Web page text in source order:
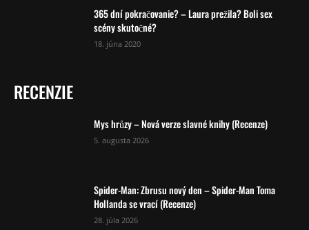
365 dní pokračovanie? – Laura prežila? Boli sex
scény skutočné?
18. júna 2020
RECENZIE
Mys hrůzy – Nová verze slavné knihy (Recenze)
5. augusta 2026
Spider-Man: Zbrusu nový den – Spider-Man Toma
Hollanda se vrací (Recenze)
28. júla 2026